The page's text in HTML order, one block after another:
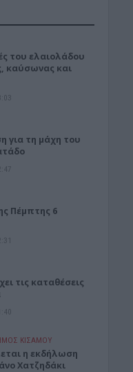
του ελαιολάδου
καύσωνας και
για τη μάχη του
Πέμπτης 6
τις καταθέσεις
ΚΙΣΆΜΟΥ
η εκδήλωση
Χατζηδάκι